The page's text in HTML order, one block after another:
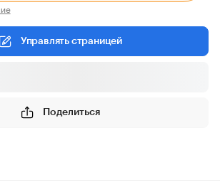
Управлять страницей
Поделиться